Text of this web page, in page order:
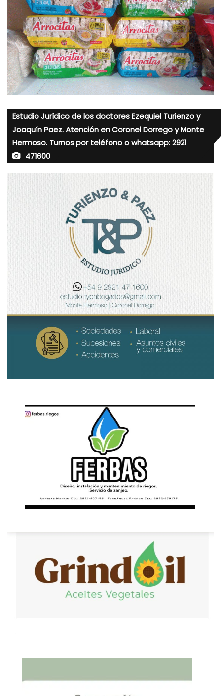
Estudio Jurídico de los doctores Ezequiel Turienzo y
Joaquín Paez. Atención en Coronel Dorrego y Monte
Hermoso. Turnos por teléfono o whatsapp: 2921
471600